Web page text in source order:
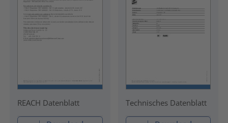
REACH Datenblatt Technisches Datenblatt